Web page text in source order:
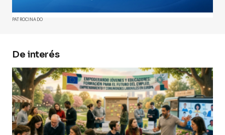
Comment*
Your Name*
Your E-mail*
Guarda mi nombre, correo electrónico y web en
PATROCINADO
De interés